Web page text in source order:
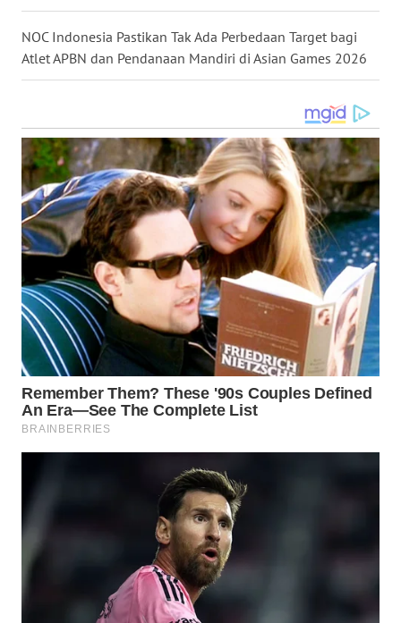
NOC Indonesia Pastikan Tak Ada Perbedaan Target bagi
Atlet APBN dan Pendanaan Mandiri di Asian Games 2026
DANAU
TOBA
WN
LANGKAT
WN
TAPANULI
SELATAN
WN
TANJUNG
LESUNG
WN
KARO
LABUHANBATU